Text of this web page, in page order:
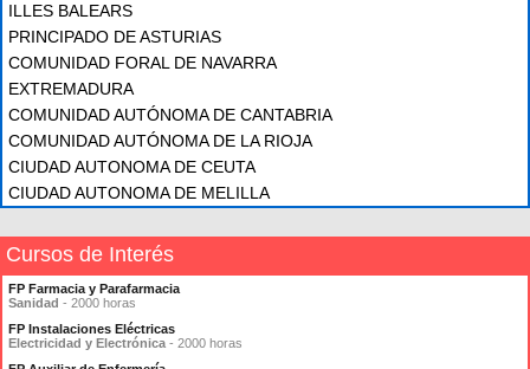
ILLES BALEARS
PRINCIPADO DE ASTURIAS
COMUNIDAD FORAL DE NAVARRA
EXTREMADURA
COMUNIDAD AUTÓNOMA DE CANTABRIA
COMUNIDAD AUTÓNOMA DE LA RIOJA
CIUDAD AUTONOMA DE CEUTA
CIUDAD AUTONOMA DE MELILLA
Cursos de Interés
FP Farmacia y Parafarmacia
Sanidad - 2000 horas
FP Instalaciones Eléctricas
Electricidad y Electrónica - 2000 horas